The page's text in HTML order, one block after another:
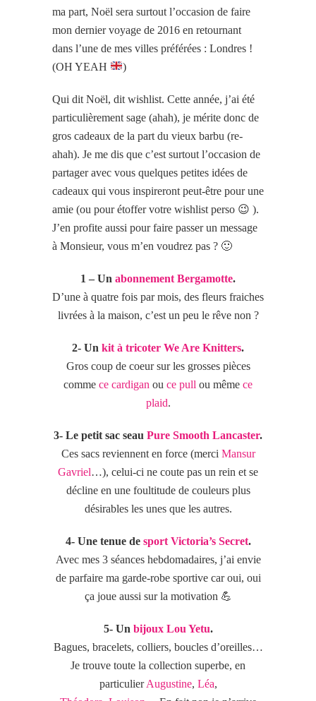
ma part, Noël sera surtout l’occasion de faire
mon dernier voyage de 2016 en retournant
dans l’une de mes villes préférées : Londres !
(OH YEAH
)
Qui dit Noël, dit wishlist. Cette année, j’ai été
particulièrement sage (ahah), je mérite donc de
gros cadeaux de la part du vieux barbu (re-
ahah). Je me dis que c’est surtout l’occasion de
partager avec vous quelques petites idées de
cadeaux qui vous inspireront peut-être pour une
amie (ou pour étoffer votre wishlist perso 😉 ).
J’en profite aussi pour faire passer un message
à Monsieur, vous m’en voudrez pas ? 🙂
1 – Un abonnement Bergamotte.
D’une à quatre fois par mois, des fleurs fraiches
livrées à la maison, c’est un peu le rêve non ?
2- Un kit à tricoter We Are Knitters.
Gros coup de coeur sur les grosses pièces
comme ce cardigan ou ce pull ou même ce
plaid.
3- Le petit sac seau Pure Smooth Lancaster.
Ces sacs reviennent en force (merci Mansur
Gavriel…), celui-ci ne coute pas un rein et se
décline en une foultitude de couleurs plus
désirables les unes que les autres.
4- Une tenue de sport Victoria’s Secret.
Avec mes 3 séances hebdomadaires, j’ai envie
de parfaire ma garde-robe sportive car oui, oui
ça joue aussi sur la motivation 💪
5- Un bijoux Lou Yetu.
Bagues, bracelets, colliers, boucles d’oreilles…
Je trouve toute la collection superbe, en
particulierAugustine, Léa,